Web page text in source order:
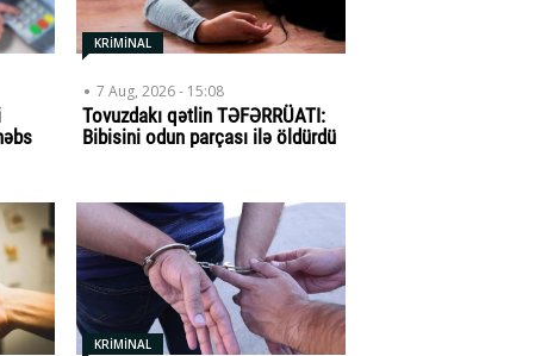
KRİMİNAL
7 Aug, 2026 - 15:08
Tovuzdakı qətlin TƏFƏRRÜATI:
Bibisini odun parçası ilə öldürdü
KRİMİNAL